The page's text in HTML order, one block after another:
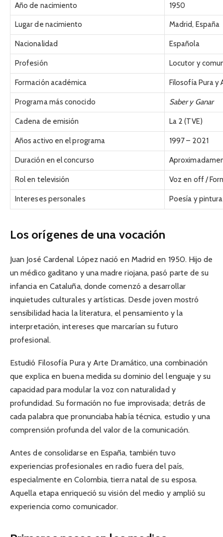
Año de nacimiento
1950
Lugar de nacimiento
Madrid, España
Nacionalidad Española
Profesión Locutor y
Formación académica Filosofía Pura
Programa más conocido Saber y Ganar
Cadena de emisión La 2 (TVE)
Años activo en el programa 1997 – 2021
Duración en el concurso
Rol en televisión Voz en off /
Intereses personales Poesía y pintura
Los orígenes de una vocación
Juan José Cardenal López nació en Madrid en 1950. Hijo de
un médico gaditano y una madre riojana, pasó parte de su
infancia en Cataluña, donde comenzó a desarrollar
inquietudes culturales y artísticas. Desde joven mostró
sensibilidad hacia la literatura, el pensamiento y la
interpretación, intereses que marcarían su futuro
profesional.
Estudió Filosofía Pura y Arte Dramático, una combinación
que explica en buena medida su dominio del lenguaje y su
capacidad para modular la voz con naturalidad y
profundidad. Su formación no fue improvisada; detrás de
cada palabra que pronunciaba había técnica, estudio y una
comprensión profunda del valor de la comunicación.
Antes de consolidarse en España, también tuvo
experiencias profesionales en radio fuera del país,
especialmente en Colombia, tierra natal de su esposa.
Aquella etapa enriqueció su visión del medio y amplió su
experiencia como comunicador.